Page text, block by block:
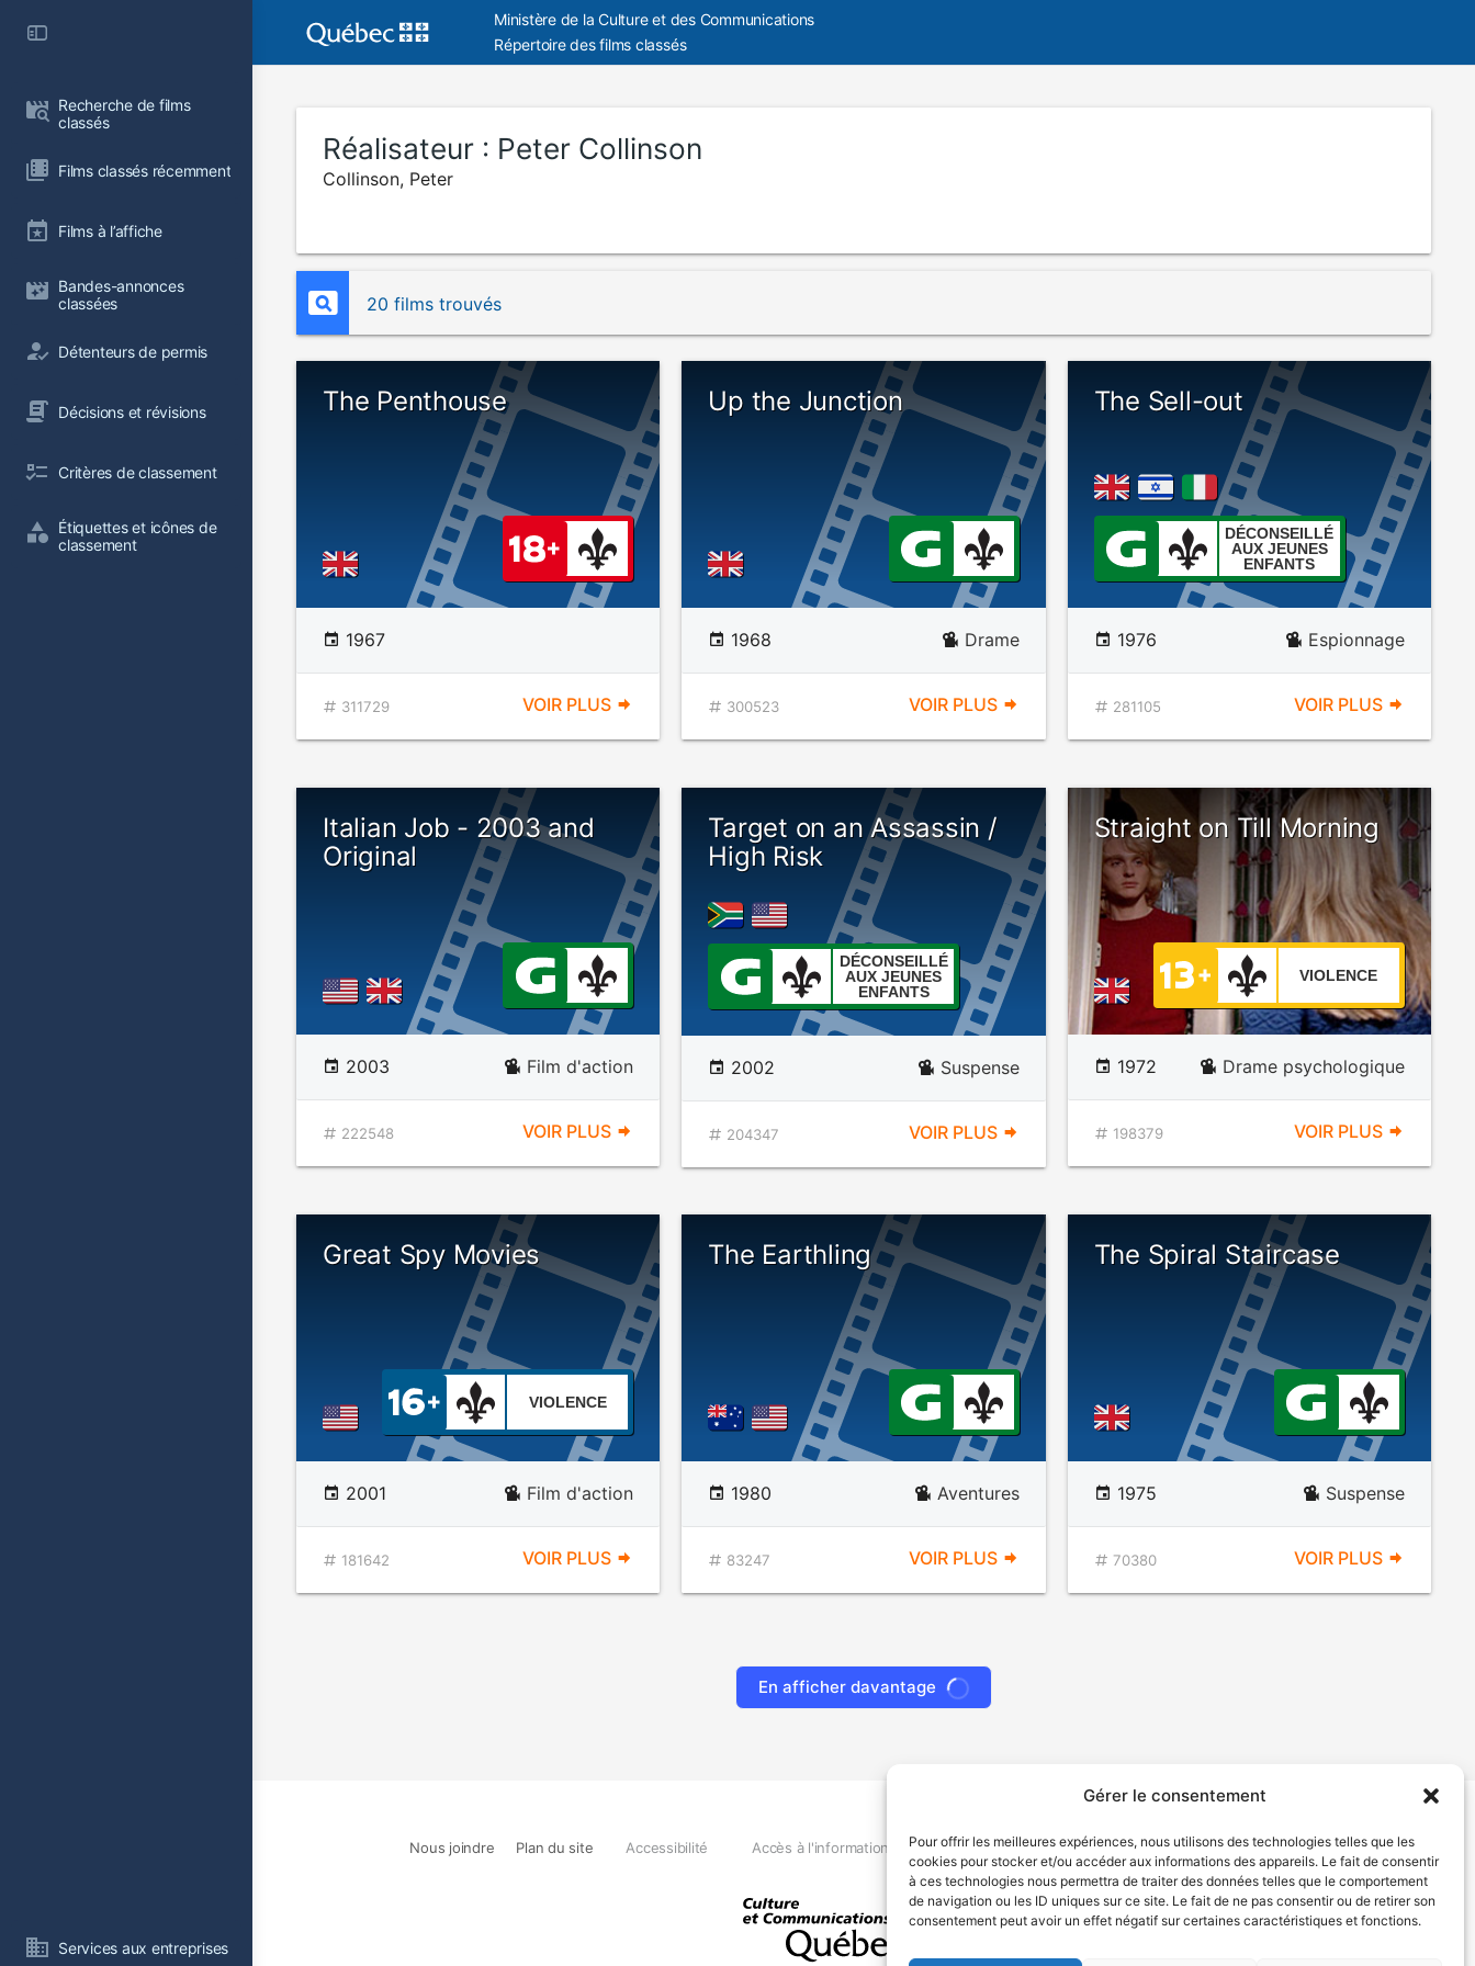
Gérer le consentement
Pour offrir les meilleures expériences, nous utilisons des technologies telles que les
cookies pour stocker et/ou accéder aux informations des appareils. Le fait de consentir
à ces technologies nous permettra de traiter des données telles que le comportement
de navigation ou les ID uniques sur ce site. Le fait de ne pas consentir ou de retirer son
consentement peut avoir un effet négatif sur certaines caractéristiques et fonctions.
Recherche de films
classés
Films classés récemment
Films à l’affiche
Bandes-annonces
classées
Détenteurs de permis
Décisions et révisions
Critères de classement
Étiquettes et icônes de
classement
Services aux entreprises
Ministère de la Culture et des Communications
Répertoire des films classés
Réalisateur : Peter Collinson
Collinson, Peter
20 films trouvés
The Penthouse
1967
311729 VOIR PLUS
Up the Junction
1968 Drame
300523 VOIR PLUS
The Sell-out
DÉCONSEILLÉ
AUX JEUNES
ENFANTS
1976 Espionnage
281105 VOIR PLUS
Italian Job - 2003 and
Original
2003 Film d'action
222548 VOIR PLUS
Target on an Assassin /
High Risk
DÉCONSEILLÉ
AUX JEUNES
ENFANTS
2002 Suspense
204347 VOIR PLUS
Straight on Till Morning
VIOLENCE
1972 Drame psychologique
198379 VOIR PLUS
Great Spy Movies
VIOLENCE
2001 Film d'action
181642 VOIR PLUS
The Earthling
1980 Aventures
83247 VOIR PLUS
The Spiral Staircase
1975 Suspense
70380 VOIR PLUS
En afficher davantage
Nous joindre Plan du site Accessibilité Accès à l'information Déclaration de services Politique de confidentialité